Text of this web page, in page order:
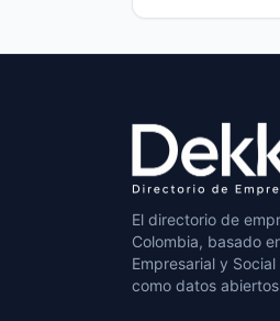
El directorio de
Colombia, basado
Empresarial y
como datos